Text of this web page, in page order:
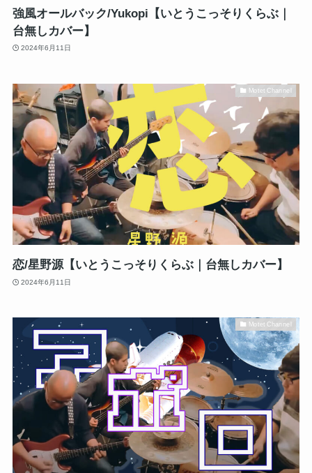
強風オールバック/Yukopi【いとうこっそりくらぶ｜
台無しカバー】
2024年6月11日
Motet Channel
恋/星野源【いとうこっそりくらぶ｜台無しカバー】
2024年6月11日
Motet Channel